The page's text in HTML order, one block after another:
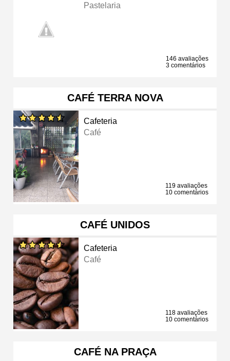
Pastelaria
146 avaliações
3 comentários
CAFÉ TERRA NOVA
Cafeteria
Café
119 avaliações
10 comentários
CAFÉ UNIDOS
Cafeteria
Café
118 avaliações
10 comentários
CAFÉ NA PRAÇA